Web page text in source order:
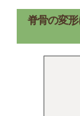
脊骨の変